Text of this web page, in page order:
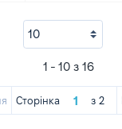
1 - 10 з 16
Сторінка з 2